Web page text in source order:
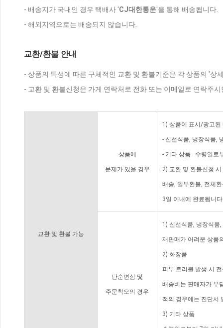
- 배송지가 국내인 경우 택배사 'CJ대한통운'을 통해 배송됩니다.
- 해외지역으로는 배송되지 않습니다.
교환/환불 안내
- 상품의 특성에 따른 구체적인 교환 및 환불기준은 각 상품의 '상
- 교환 및 환불신청은 가게 연락처로 전화 또는 이메일로 연락주
교환 및 환불 가능
상품에
문제가 있을 경우
1) 상품이 표시/광고된
- 신선식품, 냉장식품,
- 기타 상품 : 수령일로
2) 교환 및 환불신청
배송, 일부환불, 전체
3일 이내에 완료됩니
단순변심 및
주문착오의 경우
1) 신선식품, 냉장식품
재판매가 어려운 상품
2) 화장품
피부 트러블 발생 시
배송비는 판매자가 부
적의 경우에는 진단서
3) 기타 상품